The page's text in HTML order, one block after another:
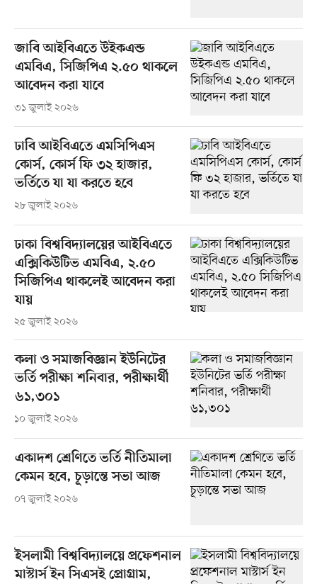
জাবি আইবিএতে উইকএন্ড
এমবিএ, সিজিপিএ ২.৫০ থাকলে
আবেদন করা যাবে
৩১ জুলাই ২০২৬
ঢাবি আইবিএতে এমসিপিএস
কোর্স, কোর্স ফি ৩২ হাজার,
ভর্তিতে যা যা করতে হবে
২৮ জুলাই ২০২৬
ঢাকা বিশ্ববিদ্যালয়ের আইবিএতে
এক্সিকিউটিভ এমবিএ, ২.৫০
সিজিপিএ থাকলেই আবেদন করা
যায়
২৫ জুলাই ২০২৬
কলা ও সমাজবিজ্ঞান ইউনিটের
ভর্তি পরীক্ষা শনিবার, পরীক্ষার্থী
৬১,৩০১
১০ জুলাই ২০২৬
একাদশ শ্রেণিতে ভর্তি নীতিমালা
কেমন হবে, চূড়ান্তে সভা আজ
০৭ জুলাই ২০২৬
ইসলামী বিশ্ববিদ্যালয়ে প্রফেশনাল
মাস্টার্স ইন সিএসই প্রোগ্রাম,